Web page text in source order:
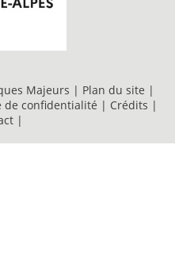
Majeurs | Plan du site |
de confidentialité | Crédits |
|